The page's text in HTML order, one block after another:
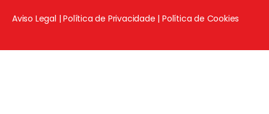
Aviso Legal |Política de Privacidade |Política de Cookies